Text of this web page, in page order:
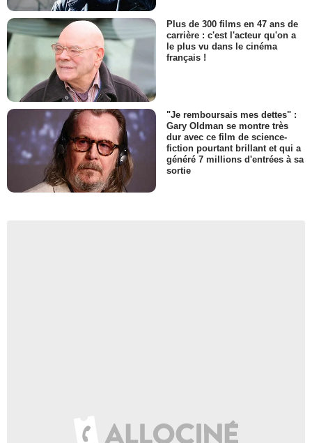
Plus de 300 films en 47 ans de
carrière : c'est l'acteur qu'on a
le plus vu dans le cinéma
français !
"Je remboursais mes dettes" :
Gary Oldman se montre très
dur avec ce film de science-
fiction pourtant brillant et qui a
généré 7 millions d'entrées à sa
sortie